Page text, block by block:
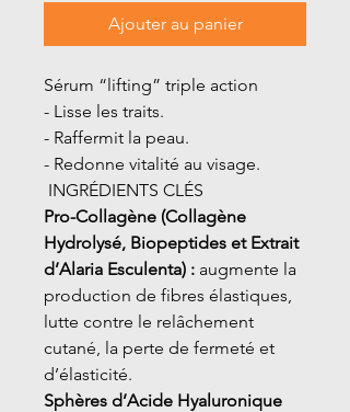
Ajouter au panier
Sérum “lifting” triple action
- Lisse les traits.
- Raffermit la peau.
- Redonne vitalité au visage.
INGRÉDIENTS CLÉS
Pro-Collagène (Collagène
Hydrolysé, Biopeptides et Extrait
d’Alaria Esculenta) : augmente la
production de fibres élastiques,
lutte contre le relâchement
cutané, la perte de fermeté et
d’élasticité.
Sphères d’Acide Hyaluronique